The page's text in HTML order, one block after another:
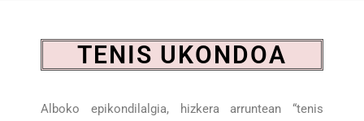
TENIS UKONDOA
Alboko epikondilalgia, hizkera arruntean “tenis